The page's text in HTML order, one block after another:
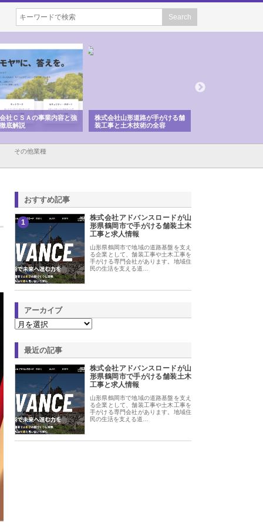
社ＣＳＡの事業内容と強
底解説
株式会社山形道路が手がける舗
装工事と土木技術の全容
その他業種
おすすめ記事
1
株式会社アドバンスロードが山
形県鶴岡市で手がける舗装土木
工事と求人情報
山形県鶴岡市で地域の道路基盤を支え
る企業として、舗装工事や土木工事を
手がける専門会社があります。地域住
民の生活を支える道…
アーカイブ
最近の記事
株式会社アドバンスロードが山
形県鶴岡市で手がける舗装土木
工事と求人情報
山形県鶴岡市で地域の道路基盤を支え
る企業として、舗装工事や土木工事を
手がける専門会社があります。地域住
民の生活を支える道…